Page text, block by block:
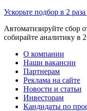
Ускорьте подбор в 2
Автоматизируйте сбор
собирайте аналитику в
О компании
Наши вакансии
Партнерам
Реклама на сайте
Новости и статьи
Инвесторам
Кандидаты по